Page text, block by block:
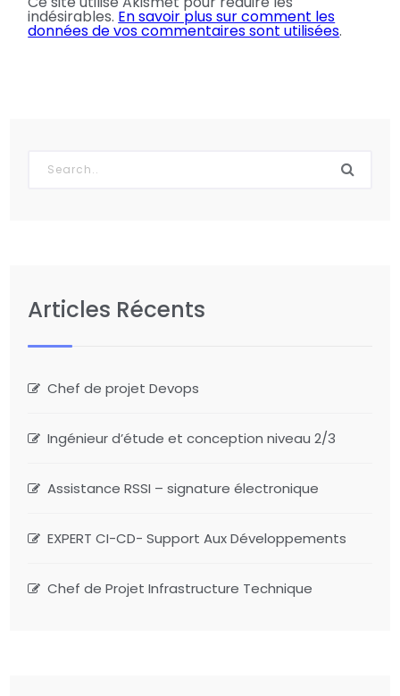
indésirables. En savoir plus sur comment les
données de vos commentaires sont utilisées.
Articles Récents
Chef de projet Devops
Ingénieur d’étude et conception niveau 2/3
Assistance RSSI – signature électronique
EXPERT CI-CD- Support Aux Développements
Chef de Projet Infrastructure Technique